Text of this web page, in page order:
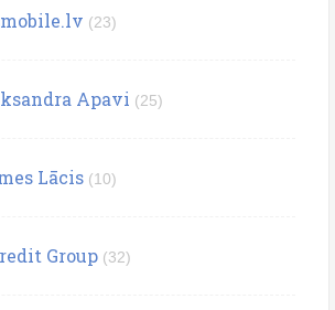
(23)
Apavi (25)
Lācis (10)
Group (32)